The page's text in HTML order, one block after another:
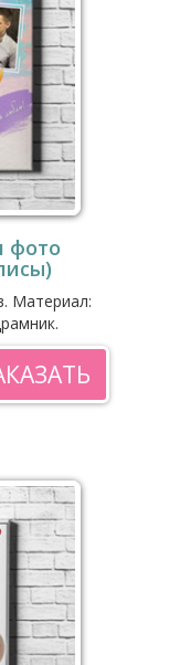
фото
Материал: